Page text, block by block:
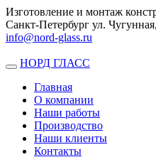
Изготовление и монтаж
Санкт-Петербург ул.
info@nord-glass.ru
Toggle
navigation
НОРД ГЛАСС
Главная
О компании
Наши работы
Производство
Наши клиенты
Контакты